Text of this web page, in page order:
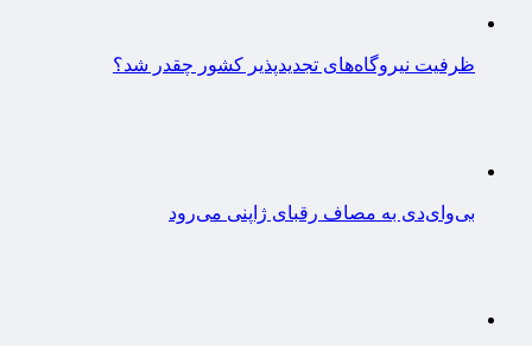
ظرفیت نیروگاه‌های تجدیدپذیر کشور چقدر شد؟
بی‌وای‌دی به مصاف رقبای ژاپنی می‌رود